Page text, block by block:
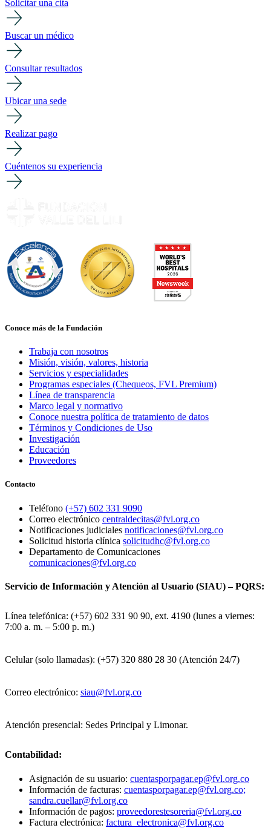
Solicitar una cita
Buscar un médico
Consultar resultados
Ubicar una sede
Realizar pago
Cuéntenos su experiencia
Conoce más de la Fundación
Trabaja con nosotros
Misión, visión, valores, historia
Servicios y especialidades
Programas especiales (Chequeos, FVL Premium)
Línea de transparencia
Marco legal y normativo
Conoce nuestra política de tratamiento de datos
Términos y Condiciones de Uso
Investigación
Educación
Proveedores
Contacto
Teléfono (+57) 602 331 9090
Correo electrónico centraldecitas@fvl.org.co
Notificaciones judiciales notificaciones@fvl.org.co
Solicitud historia clínica solicitudhc@fvl.org.co
Departamento de Comunicaciones
comunicaciones@fvl.org.co
Servicio de Información y Atención al Usuario (SIAU) – PQRS:
Línea telefónica: (+57) 602 331 90 90, ext. 4190 (lunes a viernes:
7:00 a. m. – 5:00 p. m.)
Celular (solo llamadas): (+57) 320 880 28 30 (Atención 24/7)
Correo electrónico: siau@fvl.org.co
Atención presencial: Sedes Principal y Limonar.
Contabilidad:
Asignación de su usuario: cuentasporpagar.ep@fvl.org.co
Información de facturas: cuentasporpagar.ep@fvl.org.co;
sandra.cuellar@fvl.org.co
Información de pagos: proveedorestesoreria@fvl.org.co
Factura electrónica: factura_electronica@fvl.org.co